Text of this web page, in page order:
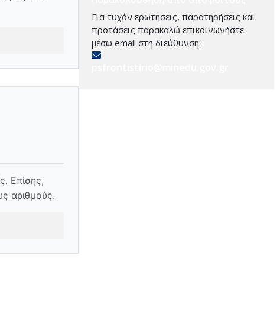
Επίσης,
αριθμούς.
Για τυχόν ερωτήσεις, παρατηρήσεις και
προτάσεις παρακαλώ επικοινωνήστε
μέσω email στη διεύθυνση: